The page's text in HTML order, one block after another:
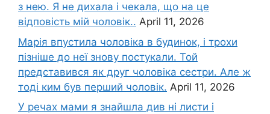
з нею. Я не дихала і чекала, що на це
відповість мій чоловік.. April 11, 2026
Марія впустила чоловіка в будинок, і трохи
пізніше до неї знову постукали. Той
представився як друг чоловіка сестри. Але ж
тоді ким був перший чоловік. April 11, 2026
У речах мами я знайшла див ні листи і